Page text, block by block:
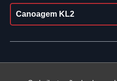
Canoagem KL2